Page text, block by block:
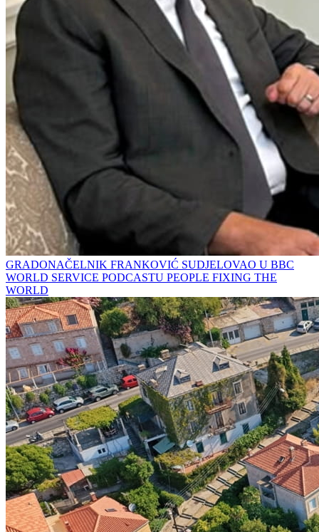
GRADONAČELNIK FRANKOVIĆ SUDJELOVAO U BBC
WORLD SERVICE PODCASTU PEOPLE FIXING THE
WORLD